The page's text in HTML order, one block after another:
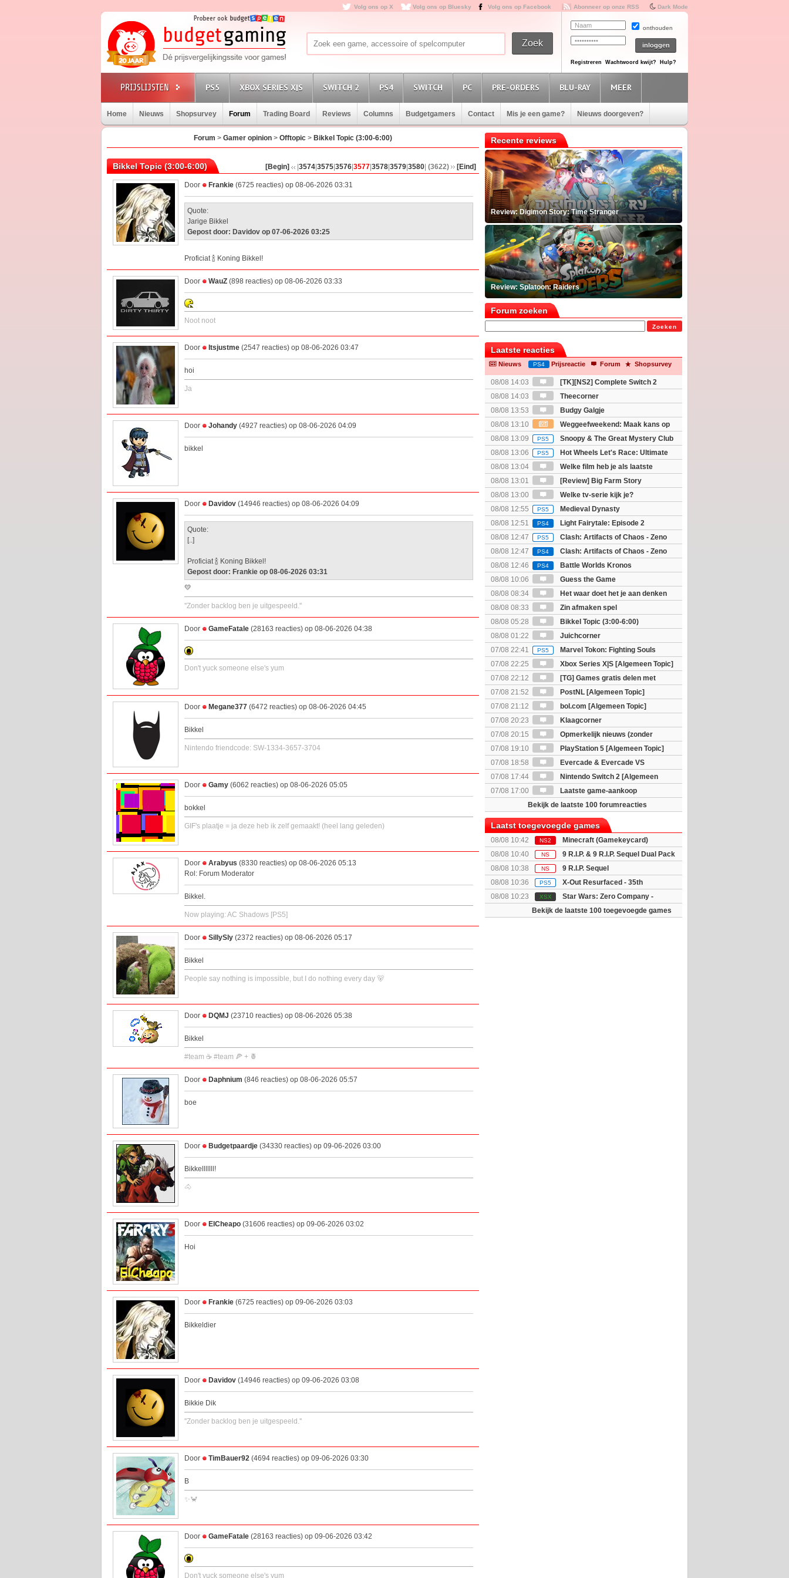
Volg ons op X Volg ons op Bluesky Volg ons op Facebook Abonneer op onze RSS Dark Mode
onthouden
Registreren Wachtwoord kwijt? Hulp?
PS5 XBOX SERIES X|S SWITCH 2 PS4 SWITCH PC PRE-ORDERS BLU-RAY MEER
Home Nieuws Shopsurvey Forum Trading Board Reviews Columns Budgetgamers Contact Mis je een game? Nieuws doorgeven?
Forum > Gamer opinion > Offtopic > Bikkel Topic (3:00-6:00)
Bikkel Topic (3:00-6:00) [Begin] 3574 3575 3576 3577 3578 3579 3580 (3622) [Eind]
Door Frankie (6725 reacties) op 08-06-2026 03:31
Quote:
Jarige Bikkel
Gepost door: Davidov op 07-06-2026 03:25
Proficiat 🍾 Koning Bikkel!
Door WauZ (898 reacties) op 08-06-2026 03:33
Noot noot
Door Itsjustme (2547 reacties) op 08-06-2026 03:47
hoi
Ja
Door Johandy (4927 reacties) op 08-06-2026 04:09
bikkel
Door Davidov (14946 reacties) op 08-06-2026 04:09
Quote:
[..]
Proficiat 🍾 Koning Bikkel!
Gepost door: Frankie op 08-06-2026 03:31
💛
''Zonder backlog ben je uitgespeeld.''
Door GameFatale (28163 reacties) op 08-06-2026 04:38
Don't yuck someone else's yum
Door Megane377 (6472 reacties) op 08-06-2026 04:45
Bikkel
Nintendo friendcode: SW-1334-3657-3704
Door Gamy (6062 reacties) op 08-06-2026 05:05
bokkel
GIF's plaatje = ja deze heb ik zelf gemaakt! (heel lang geleden)
Door Arabyus (8330 reacties) op 08-06-2026 05:13
Rol: Forum Moderator
Bikkel.
Now playing: AC Shadows [PS5]
Door SillySly (2372 reacties) op 08-06-2026 05:17
Bikkel
People say nothing is impossible, but I do nothing every day 🐻
Door DQMJ (23710 reacties) op 08-06-2026 05:38
Bikkel
#team ☕ #team 🍕 + 🍍
Door Daphnium (846 reacties) op 08-06-2026 05:57
boe
Door Budgetpaardje (34330 reacties) op 09-06-2026 03:00
Bikkelllllll!
🐴
Door ElCheapo (31606 reacties) op 09-06-2026 03:02
Hoi
Door Frankie (6725 reacties) op 09-06-2026 03:03
Bikkeldier
Door Davidov (14946 reacties) op 09-06-2026 03:08
Bikkie Dik
''Zonder backlog ben je uitgespeeld.''
Door TimBauer92 (4694 reacties) op 09-06-2026 03:30
B
✨🦀
Door GameFatale (28163 reacties) op 09-06-2026 03:42
Don't yuck someone else's yum
Recente reviews
Review: Digimon Story: Time Stranger
Review: Splatoon: Raiders
Forum zoeken
Zoeken
Laatste reacties
Nieuws PS4 Prijsreactie Forum Shopsurvey
08/08 14:03
[TK][NS2] Complete Switch 2
collectie
08/08 14:03
Theecorner
08/08 13:53
Budgy Galgje
08/08 13:10
Weggeefweekend: Maak kans op
The Super Mario Galaxy movie (2x)!
08/08 13:09 PS5
Snoopy & The Great Mystery Club
08/08 13:06
PS5
Hot Wheels Let's Race: Ultimate
Speed!
08/08 13:04
Welke film heb je als laatste
gezien?
08/08 13:01
[Review] Big Farm Story
(uitgespeeld op SteamDeck)
08/08 13:00
Welke tv-serie kijk je?
08/08 12:55
PS5
Medieval Dynasty
08/08 12:51
PS4
Light Fairytale: Episode 2
08/08 12:47
PS5
Clash: Artifacts of Chaos - Zeno
Edition
08/08 12:47 PS4
Clash: Artifacts of Chaos - Zeno
Edition
08/08 12:46 PS4
Battle Worlds Kronos
08/08 10:06
Guess the Game
08/08 08:34
Het waar doet het je aan denken
spel! (3 posts wachten!)
08/08 08:33
Zin afmaken spel
08/08 05:28
Bikkel Topic (3:00-6:00)
08/08 01:22
Juichcorner
07/08 22:41
PS5
Marvel Tokon: Fighting Souls
07/08 22:25
Xbox Series X|S [Algemeen Topic]
07/08 22:12
[TG] Games gratis delen met
elkaar.
07/08 21:52
PostNL [Algemeen Topic]
07/08 21:12
bol.com [Algemeen Topic]
07/08 20:23
Klaagcorner
07/08 20:15
Opmerkelijk nieuws (zonder
politiek/religie)
07/08 19:10
PlayStation 5 [Algemeen Topic]
07/08 18:58
Evercade & Evercade VS
[Algemeen Topic]
07/08 17:44
Nintendo Switch 2 [Algemeen
Topic]
07/08 17:00
Laatste game-aankoop
Bekijk de laatste 100 forumreacties
Laatst toegevoegde games
08/08 10:42 NS2
Minecraft (Gamekeycard)
08/08 10:40
NS
9 R.I.P. & 9 R.I.P. Sequel Dual Pack
08/08 10:38
NS
9 R.I.P. Sequel
08/08 10:36
PS5
X-Out Resurfaced - 35th
Anniversary Edition
08/08 10:23 XSX
Star Wars: Zero Company -
Deluxe Edition (Xbox Serie...
Bekijk de laatste 100 toegevoegde games